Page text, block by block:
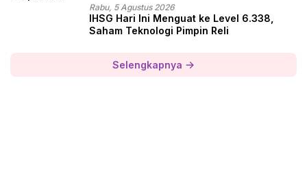
Rabu, 5 Agustus 2026
IHSG Hari Ini Menguat ke Level 6.338,
Saham Teknologi Pimpin Reli
Selengkapnya